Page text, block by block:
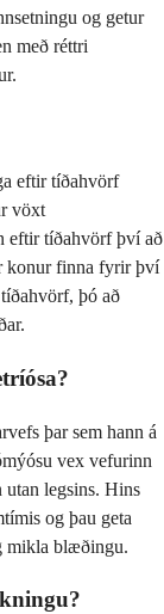
og getur
með réttri
eftir tíðahvörf
vöxt
eftir tíðahvörf því að
konur finna fyrir því
þó að
þar sem hann á
vex vefurinn
utan legsins. Hins
og þau geta
mikla blæðingu.